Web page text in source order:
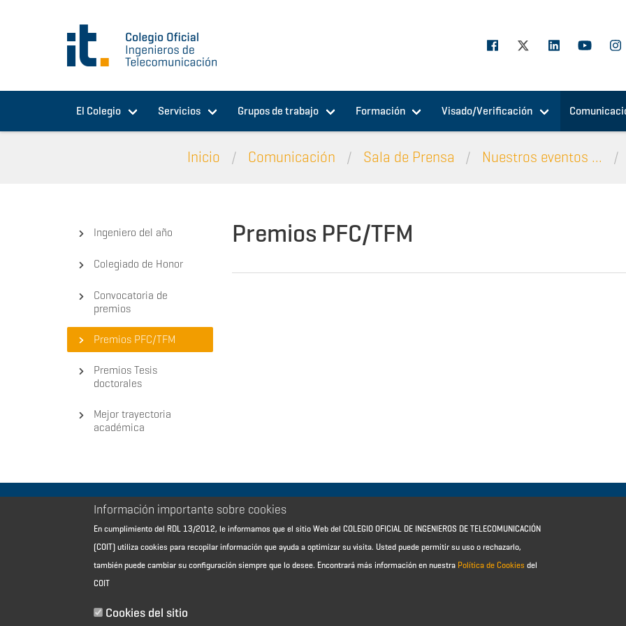
El Colegio Servicios Grupos de trabajo Formación Visado/Verificación
Inicio Comunicación Sala de Prensa Nuestros eventos ...
Ingeniero del año
Colegiado de Honor
Convocatoria de
premios
Premios PFC/TFM
Premios Tesis
doctorales
Mejor trayectoria
académica
Premios PFC/TFM
Aviso Legal - Información general
Contacto
Política de reembolso
Sitemap
Información importante sobre cookies
En cumplimiento del RDL 13/2012, le informamos que el sitio Web del COLEGIO OFICIAL DE INGENIEROS DE TELECOMUNICACIÓN
(COIT) utiliza cookies para recopilar información que ayuda a optimizar su visita. Usted puede permitir su uso o rechazarlo,
también puede cambiar su configuración siempre que lo desee. Encontrará más información en nuestra Política de Cookies del
COIT
Cookies del sitio